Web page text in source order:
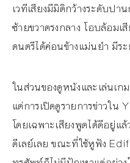
เวทีเสียงมีมิติกว้างระดับปา
ซ้ายขวาตรงกลาง โอบล้อมเ
ดนตรีได้ค่อนข้างแม่นยำ มีร
ในส่วนของดูหนังและเล่นเก
แต่การเปิดดูรายการข่าวใน
โดยเฉพาะเสียงพูดได้ดีอยู่แ
ดีเลย์เลย ขณะที่ใช้หูฟัง